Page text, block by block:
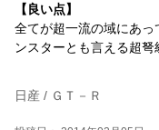
【良い点】
全てが超一流の域にあ
ンスターとも言える超弩
日産 / ＧＴ－Ｒ